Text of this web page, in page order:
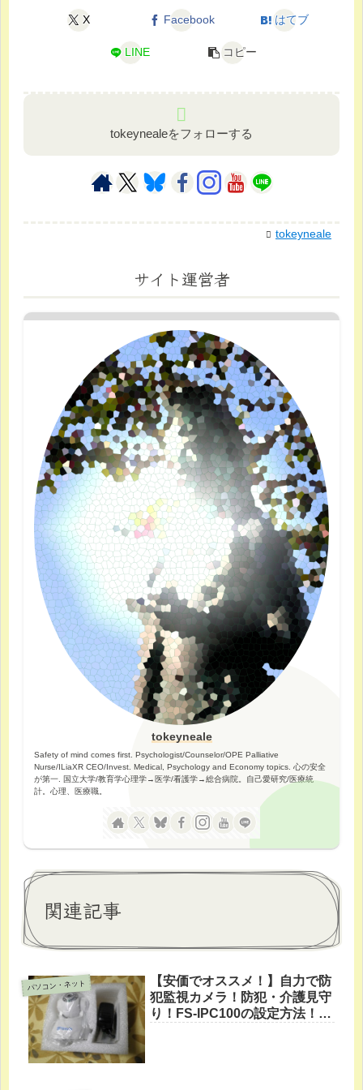
X Facebook はてブ
LINE コピー
tokeynealeをフォローする
tokeyneale
サイト運営者
tokeyneale
Safety of mind comes first. Psychologist/Counselor/OPE Palliative
Nurse/ILiaXR CEO/Invest. Medical, Psychology and Economy topics. 心の安全
が第一. 国立大学/教育学心理学→医学/看護学→総合病院。自己愛研究/医療統
計。心理、医療職。
関連記事
パソコン・ネット
【安価でオススメ！】自力で防
犯監視カメラ！防犯・介護見守
り！FS-IPC100の設定方法！